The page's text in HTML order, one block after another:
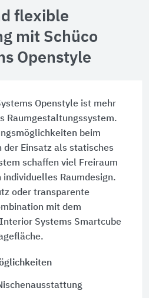
flexible
mit Schüco
Openstyle
Openstyle ist mehr
Raumgestaltungssystem.
beim
der Einsatz als statisches
schaffen viel Freiraum
Raumdesign.
oder transparente
mit dem
Systems Smartcube